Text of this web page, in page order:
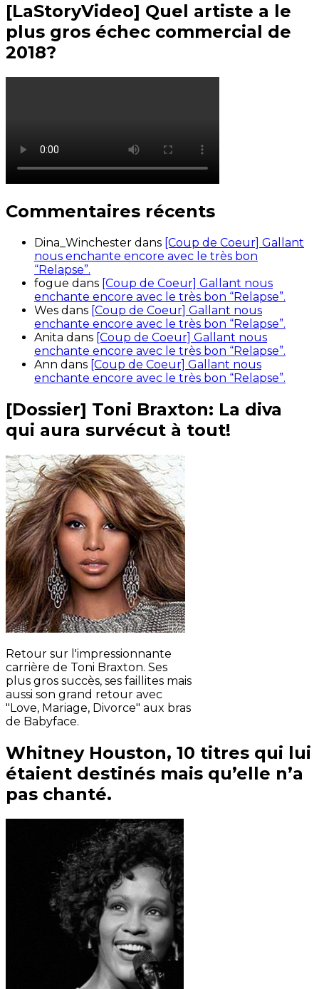
[LaStoryVideo] Quel artiste a le
plus gros échec commercial de
2018?
Commentaires récents
Dina_Winchester dans [Coup de Coeur] Gallant
nous enchante encore avec le très bon
“Relapse”.
fogue dans [Coup de Coeur] Gallant nous
enchante encore avec le très bon “Relapse”.
Wes dans [Coup de Coeur] Gallant nous
enchante encore avec le très bon “Relapse”.
Anita dans [Coup de Coeur] Gallant nous
enchante encore avec le très bon “Relapse”.
Ann dans [Coup de Coeur] Gallant nous
enchante encore avec le très bon “Relapse”.
[Dossier] Toni Braxton: La diva
qui aura survécut à tout!
Retour sur l'impressionnante
carrière de Toni Braxton. Ses
plus gros succès, ses faillites mais
aussi son grand retour avec
"Love, Mariage, Divorce" aux bras
de Babyface.
Whitney Houston, 10 titres qui lui
étaient destinés mais qu’elle n’a
pas chanté.